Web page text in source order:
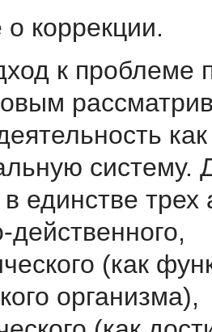
коррекции.
к проблеме
систему.
единстве трех
действенного,
(как
организма),